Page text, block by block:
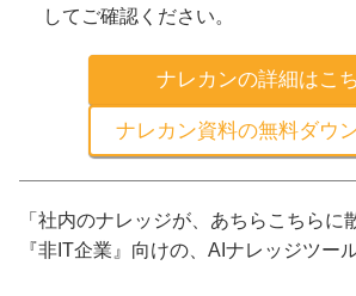
してご確認ください。
ナレカンの詳細はこ
ナレカン資料の無料ダウ
「社内のナレッジが、あちらこちらに
『非IT企業』向けの、AIナレッジツー